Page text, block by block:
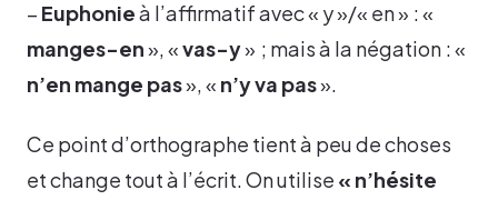
– Euphonieà l’affirmatif avec « y »/« en » : «
manges-en», «vas-y» ; mais à la négation : «
n’en mange pas», « n’y va pas».
Ce point d’orthographe tient à peu de choses
et change tout à l’écrit. On utilise « n’hésite